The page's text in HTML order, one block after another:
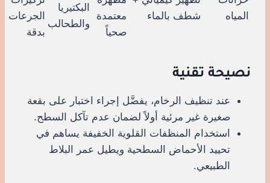
المياه
شطف بالماء
معتمدة
صحياً
البكتيريا
والطحالب
الجرعات
بدقة
نصيحة تقنية
عند تنظيف الرخام، يفضَّل إجراء اختبار على بقعة
صغيرة غير مرئية أولاً لضمان عدم تآكل السطح.
استخدام المنظفات القلوية الخفيفة يساهم في
تحييد الأحماض السطحية ويطيل عمر البلاط
الطبيعي.